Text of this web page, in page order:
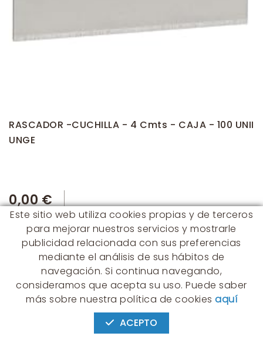
RASCADOR -CUCHILLA - 4 Cmts - CAJA - 100 UNII
UNGE
0,00 €
CONTACTO
Albert Einstein, 54 - 60 - Nave 3
08940 Cornellà de Llobregat
(BARCELONA)
Este sitio web utiliza cookies propias y de terceros
para mejorar nuestros servicios y mostrarle
publicidad relacionada con sus preferencias
mediante el análisis de sus hábitos de
navegación. Si continua navegando,
consideramos que acepta su uso. Puede saber
más sobre nuestra política de cookies aquí
ACEPTO